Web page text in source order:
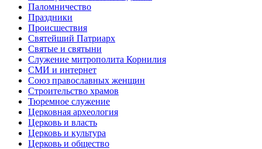
Паломничество
Праздники
Происшествия
Святейший Патриарх
Святые и святыни
Служение митрополита Корнилия
СМИ и интернет
Союз православных женщин
Строительство храмов
Тюремное служение
Церковная археология
Церковь и власть
Церковь и культура
Церковь и общество